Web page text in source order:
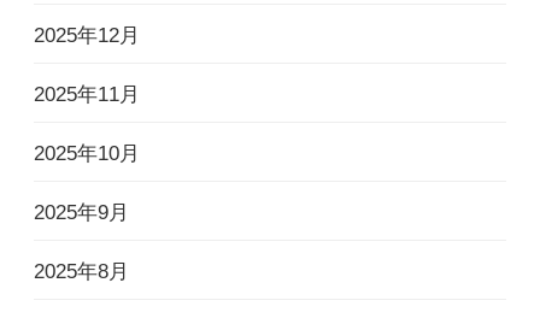
2025年12月
2025年11月
2025年10月
2025年9月
2025年8月